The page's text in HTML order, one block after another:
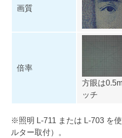
画質
倍率
方眼は
ッチ
※照明 L-711 または L-703を使
ルター取付）。